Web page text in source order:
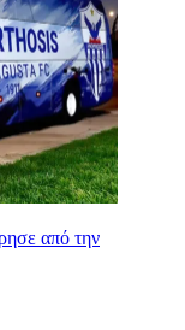
από την